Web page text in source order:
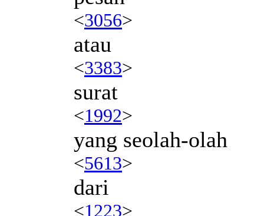
<3056>
atau
<3383>
surat
<1992>
yang seolah-olah
<5613>
dari
<1223>